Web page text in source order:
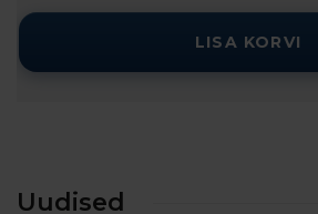
LISA KORVI
Uudised